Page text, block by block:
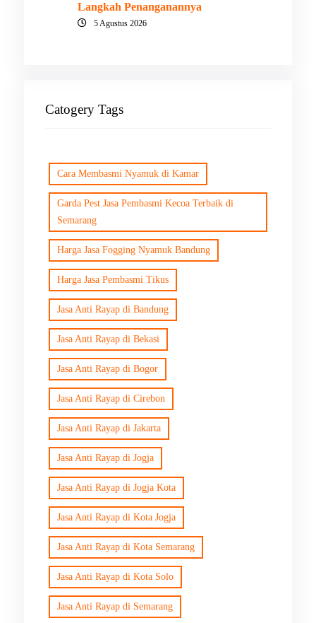
Langkah Penanganannya
5 Agustus 2026
Catogery Tags
Cara Membasmi Nyamuk di Kamar
Garda Pest Jasa Pembasmi Kecoa Terbaik di
Semarang
Harga Jasa Fogging Nyamuk Bandung
Harga Jasa Pembasmi Tikus
Jasa Anti Rayap di Bandung
Jasa Anti Rayap di Bekasi
Jasa Anti Rayap di Bogor
Jasa Anti Rayap di Cirebon
Jasa Anti Rayap di Jakarta
Jasa Anti Rayap di Jogja
Jasa Anti Rayap di Jogja Kota
Jasa Anti Rayap di Kota Jogja
Jasa Anti Rayap di Kota Semarang
Jasa Anti Rayap di Kota Solo
Jasa Anti Rayap di Semarang